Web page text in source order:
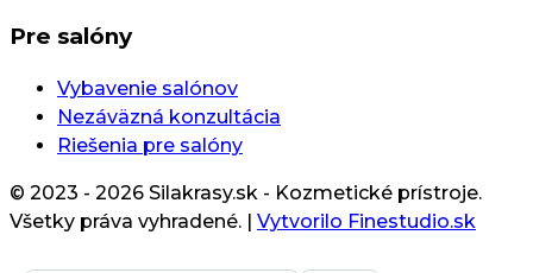
Pre salóny
Vybavenie salónov
Nezáväzná konzultácia
Riešenia pre salóny
© 2023 - 2026 Silakrasy.sk - Kozmetické prístroje.
Všetky práva vyhradené.
Vytvorilo Finestudio.sk